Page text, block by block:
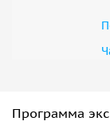
Программа